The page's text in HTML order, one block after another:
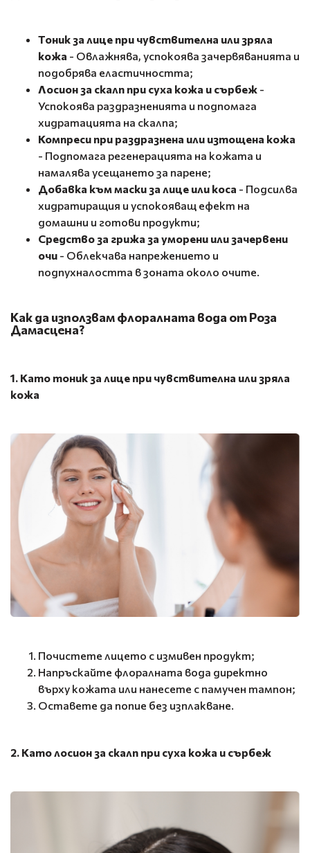
Тоник за лице при чувствителна или зряла
кожа - Овлажнява, успокоява зачервяванията и
подобрява еластичността;
Лосион за скалп при суха кожа и сърбеж -
Успокоява раздразненията и подпомага
хидратацията на скалпа;
Компреси при раздразнена или изтощена кожа
- Подпомага регенерацията на кожата и
намалява усещането за парене;
Добавка към маски за лице или коса - Подсилва
хидратиращия и успокояващ ефект на
домашни и готови продукти;
Средство за грижа за уморени или зачервени
очи - Облекчава напрежението и
подпухналостта в зоната около очите.
Как да използвам флоралната вода от Роза
Дамасцена?
1. Като тоник за лице при чувствителна или зряла
кожа
Почистете лицето с измивен продукт;
Напръскайте флоралната вода директно
върху кожата или нанесете с памучен тампон;
Оставете да попие без изплакване.
2. Като лосион за скалп при суха кожа и сърбеж